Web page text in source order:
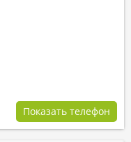
Показать телефон